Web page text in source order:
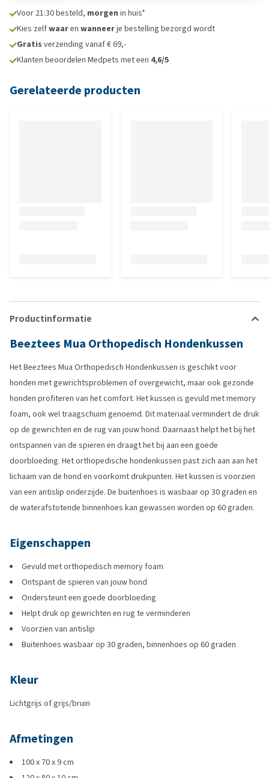
Voor 21:30 besteld, morgen in huis*
Kies zelfwaaren wanneerje bestelling bezorgd wordt
Gratis verzending vanaf € 69,-
Klanten beoordelen Medpets met een 4,6/5
Gerelateerde producten
Productinformatie
Beeztees Mua Orthopedisch Hondenkussen
Het Beeztees Mua Orthopedisch Hondenkussen is geschikt voor
honden met gewrichtsproblemen of overgewicht, maar ook gezonde
honden profiteren van het comfort. Het kussen is gevuld met memory
foam, ook wel traagschuim genoemd. Dit materiaal vermindert de druk
op de gewrichten en de rug van jouw hond. Daarnaast helpt het bij het
ontspannen van de spieren en draagt het bij aan een goede
doorbloeding. Het orthopedische hondenkussen past zich aan aan het
lichaam van de hond en voorkomt drukpunten. Het kussen is voorzien
van een antislip onderzijde. De buitenhoes is wasbaar op 30 graden en
de waterafstotende binnenhoes kan gewassen worden op 60 graden.
Eigenschappen
Gevuld met orthopedisch memory foam
Ontspant de spieren van jouw hond
Ondersteunt een goede doorbloeding
Helpt druk op gewrichten en rug te verminderen
Voorzien van antislip
Buitenhoes wasbaar op 30 graden, binnenhoes op 60 graden
Kleur
Lichtgrijs of grijs/bruin
Afmetingen
100 x 70 x 9 cm